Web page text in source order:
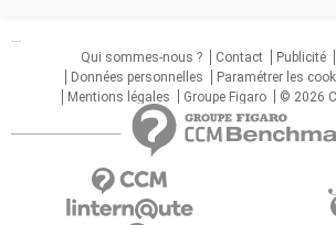
...
Qui sommes-nous ?
Contact Publicité
Données personnelles
Paramétrer les
Mentions légales
Groupe Figaro © 2026